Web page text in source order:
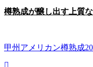
樽熟成が醸し出す上質
甲州アメリカン樽熟成